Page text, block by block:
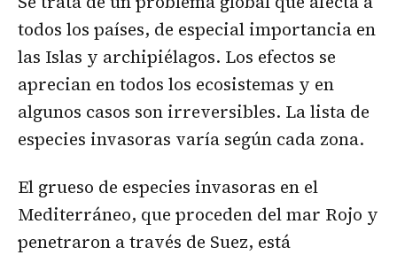
todos los países, de especial importancia en
las Islas y archipiélagos. Los efectos se
aprecian en todos los ecosistemas y en
algunos casos son irreversibles. La lista de
especies invasoras varía según cada zona.
El grueso de especies invasoras en el
Mediterráneo, que proceden del mar Rojo y
penetraron a través de Suez, está